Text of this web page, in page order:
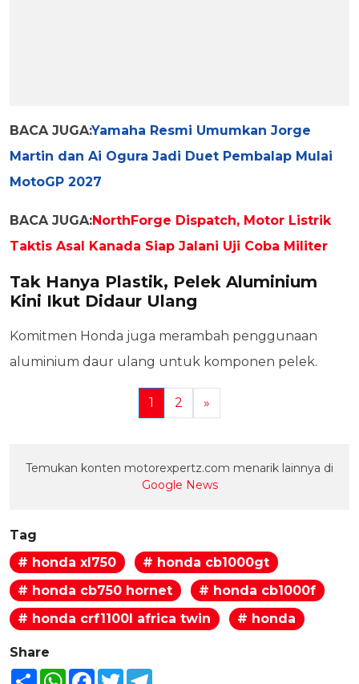
BACA JUGA:Yamaha Resmi Umumkan Jorge
Martin dan Ai Ogura Jadi Duet Pembalap Mulai
MotoGP 2027
BACA JUGA:NorthForge Dispatch, Motor Listrik
Taktis Asal Kanada Siap Jalani Uji Coba Militer
Tak Hanya Plastik, Pelek Aluminium
Kini Ikut Didaur Ulang
Komitmen Honda juga merambah penggunaan
aluminium daur ulang untuk komponen pelek.
1 2 »
Temukan konten motorexpertz.com menarik lainnya di
Google News
Tag
# honda xl750
# honda cb1000gt
# honda cb750 hornet
# honda cb1000f
# honda crf1100l africa twin
# honda
Share
Share WhatsAppFacebook
Twitter